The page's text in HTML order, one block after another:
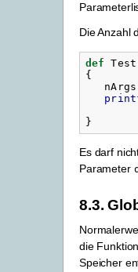
Die Anzahl
def Test
{
nArgs
}
Es darf
Parameter d
8.3.
die
Speicher